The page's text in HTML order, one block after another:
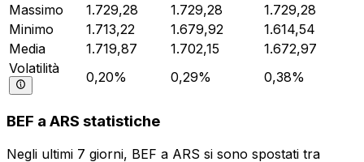
Massimo
1.729,28 1.729,28
1.729,28
Minimo
1.713,22 1.679,92
1.614,54
Media
1.719,87 1.702,15
1.672,97
Volatilità
0,20% 0,29% 0,38%
BEF a ARS statistiche
Negli ultimi 7 giorni, BEF a ARS si sono spostati tra